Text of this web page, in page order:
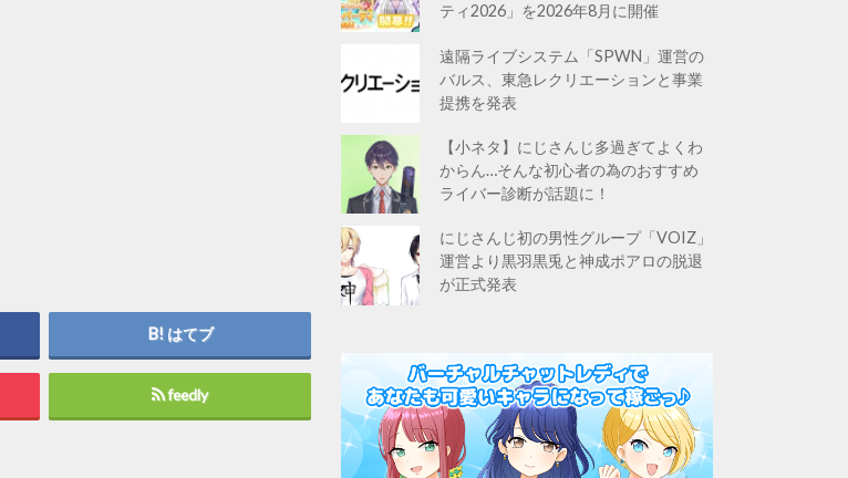
はてブ
feedly
ティ2026」を2026年8月に開催
遠隔ライブシステム「SPWN」運営の
バルス、東急レクリエーションと事業
提携を発表
【小ネタ】にじさんじ多過ぎてよくわ
からん…そんな初心者の為のおすすめ
ライバー診断が話題に！
にじさんじ初の男性グループ「VOIZ」
運営より黒羽黒兎と神成ポアロの脱退
が正式発表